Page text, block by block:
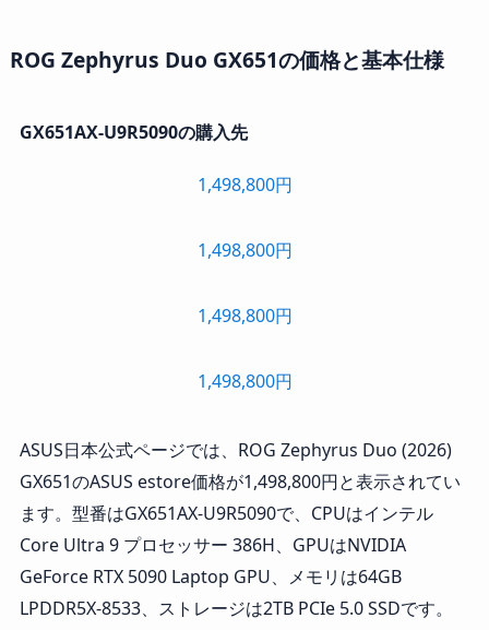
ROG Zephyrus Duo GX651の価格と基本仕様
GX651AX-U9R5090の購入先
1,498,800円
1,498,800円
1,498,800円
1,498,800円
ASUS日本公式ページでは、ROG Zephyrus Duo (2026)
GX651のASUS estore価格が1,498,800円と表示されてい
ます。型番はGX651AX-U9R5090で、CPUはインテル
Core Ultra 9 プロセッサー 386H、GPUはNVIDIA
GeForce RTX 5090 Laptop GPU、メモリは64GB
LPDDR5X-8533、ストレージは2TB PCIe 5.0 SSDです。